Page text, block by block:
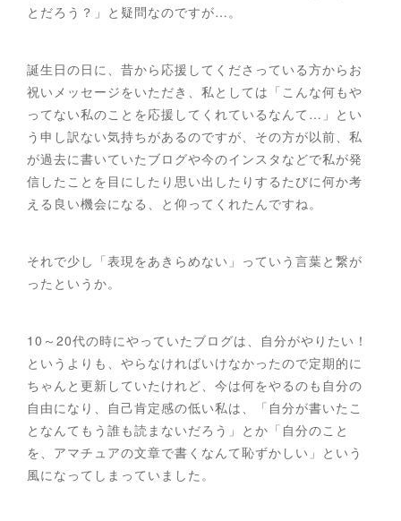
とだろう？」と疑問なのですが…。
誕生日の日に、昔から応援してくださっている方からお
祝いメッセージをいただき、私としては「こんな何もや
ってない私のことを応援してくれているなんて…」とい
う申し訳ない気持ちがあるのですが、その方が以前、私
が過去に書いていたブログや今のインスタなどで私が発
信したことを目にしたり思い出したりするたびに何か考
える良い機会になる、と仰ってくれたんですね。
それで少し「表現をあきらめない」っていう言葉と繋が
ったというか。
10～20代の時にやっていたブログは、自分がやりたい！
というよりも、やらなければいけなかったので定期的に
ちゃんと更新していたけれど、今は何をやるのも自分の
自由になり、自己肯定感の低い私は、「自分が書いたこ
となんてもう誰も読まないだろう」とか「自分のこと
を、アマチュアの文章で書くなんて恥ずかしい」という
風になってしまっていました。